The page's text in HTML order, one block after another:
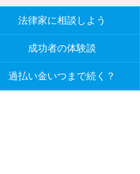
法律家に相談しよう
成功者の体験談
過払い金いつまで続く？